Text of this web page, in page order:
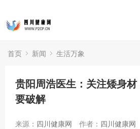
首页 新闻 生活万象
贵阳周浩医生：关注矮身
要破解
来源： 四川健康网 作者： 四川健康网